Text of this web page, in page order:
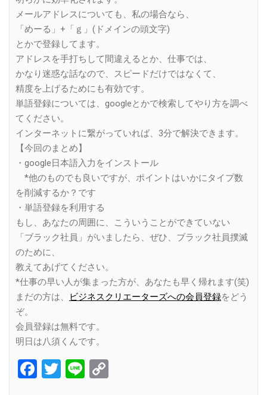
メールアドレスについても、私の場合なら、
「めーる」+「ｇ」(ドメインの頭文字)
とかで登録してます。
アドレスを手打ちして間違えるとか、仕事では、
かなり迷惑な話なので、スピードだけではなくて、
精度を上げるためにも有効です。
単語登録については、googleとかで検索してやり方を調べ
てください。
インターネットに繋がっていれば、3分で解決できます。
【今回のまとめ】
・google日本語入力をインストール
*他のものでも良いですが、ポイントはいかにタイプ数
を削減するか？です
・単語登録を利用する
もし、あなたの周囲に、こういうことができていない
「ブラック社員」がいましたら、ぜひ、ブラック社員撲滅
のために、
教えてあげてください。
*仕事の早い人が集まった方が、あなたも早く帰れます(笑)
まだの方は、
ビジネスクリエーターズへの会員登録をどう
ぞ。
会員登録は無料です。
明日は八須くんです。
Facebook
Twitter
Line